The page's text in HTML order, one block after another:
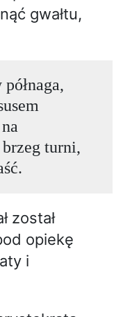
gwałtu,
turni,
został
opiekę
i